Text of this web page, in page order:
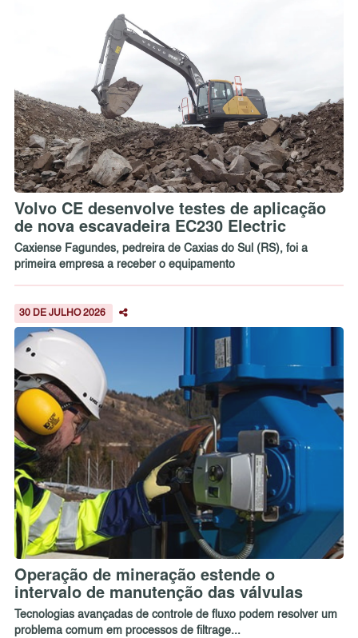
Volvo CE desenvolve testes de aplicação
de nova escavadeira EC230 Electric
Caxiense Fagundes, pedreira de Caxias do Sul (RS), foi a
primeira empresa a receber o equipamento
30 DE JULHO 2026
Operação de mineração estende o
intervalo de manutenção das válvulas
Tecnologias avançadas de controle de fluxo podem resolver um
problema comum em processos de filtrage...